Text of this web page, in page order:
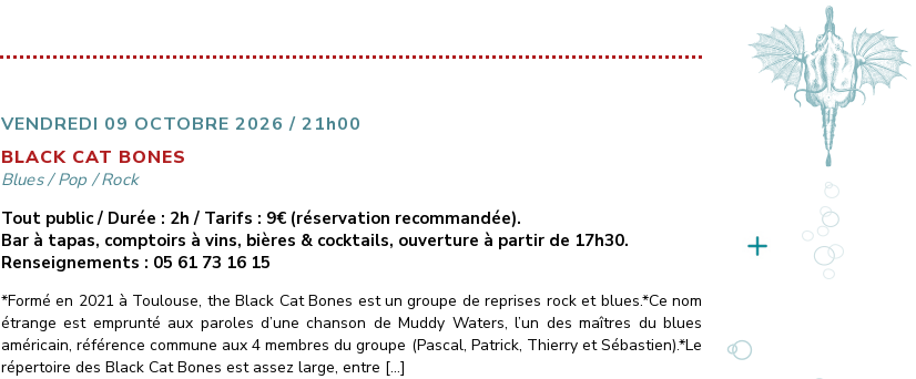
VENDREDI 09 OCTOBRE 2026 / 21h00
BLACK CAT BONES
Blues/Pop /Rock
Tout public / Durée : 2h / Tarifs : 9€ (réservation recommandée).
Bar à tapas, comptoirs à vins, bières & cocktails, ouverture à partir de 17h30.
Renseignements : 05 61 73 16 15
*Formé en 2021 à Toulouse, the Black Cat Bones est un groupe de reprises rock et blues.*Ce nom
étrange est emprunté aux paroles d’une chanson de Muddy Waters, l’un des maîtres du blues
américain, référence commune aux 4 membres du groupe (Pascal, Patrick, Thierry et Sébastien).*Le
répertoire des Black Cat Bones est assez large, entre […]